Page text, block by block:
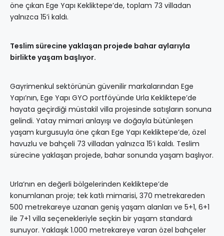
öne çıkan Ege Yapı Kekliktepe’de, toplam 73 villadan
yalnızca 15’i kaldı.
Teslim sürecine yaklaşan projede bahar aylarıyla
birlikte yaşam başlıyor.
Gayrimenkul sektörünün güvenilir markalarından Ege
Yapı’nın, Ege Yapı GYO portföyünde Urla Kekliktepe’de
hayata geçirdiği müstakil villa projesinde satışların sonuna
gelindi. Yatay mimari anlayışı ve doğayla bütünleşen
yaşam kurgusuyla öne çıkan Ege Yapı Kekliktepe’de, özel
havuzlu ve bahçeli 73 villadan yalnızca 15’i kaldı. Teslim
sürecine yaklaşan projede, bahar sonunda yaşam başlıyor.
Urla’nın en değerli bölgelerinden Kekliktepe’de
konumlanan proje; tek katlı mimarisi, 370 metrekareden
500 metrekareye uzanan geniş yaşam alanları ve 5+1, 6+1
ile 7+1 villa seçenekleriyle seçkin bir yaşam standardı
sunuyor. Yaklaşık 1.000 metrekareye varan özel bahçeler